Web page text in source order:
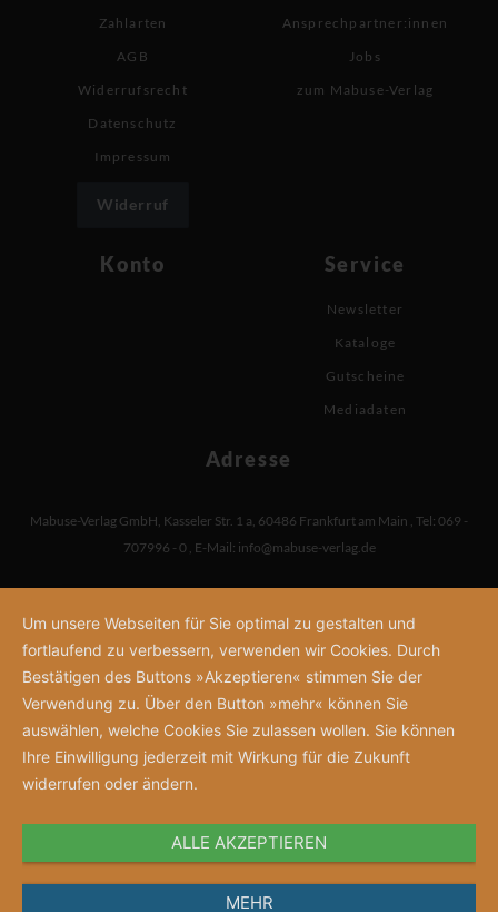
Zahlarten
AGB
Widerrufsrecht
Datenschutz
Impressum
Widerruf
Ansprechpartner:innen
Jobs
zum Mabuse-Verlag
Konto Service
Newsletter
Kataloge
Gutscheine
Mediadaten
Adresse
Mabuse-Verlag GmbH Kasseler Str. 1 a 60486 Frankfurt am Main Tel: 069 -
707996 - 0 E-Mail: info@mabuse-verlag.de
Um unsere Webseiten für Sie optimal zu gestalten und
fortlaufend zu verbessern, verwenden wir Cookies. Durch
Bestätigen des Buttons »Akzeptieren« stimmen Sie der
Verwendung zu. Über den Button »mehr« können Sie
auswählen, welche Cookies Sie zulassen wollen. Sie können
Ihre Einwilligung jederzeit mit Wirkung für die Zukunft
widerrufen oder ändern.
ALLE AKZEPTIEREN
MEHR